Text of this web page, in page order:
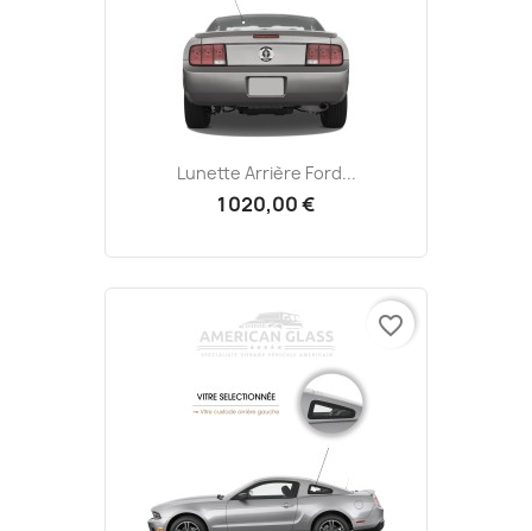
Lunette Arrière Ford...
1 020,00 €
favorite_border